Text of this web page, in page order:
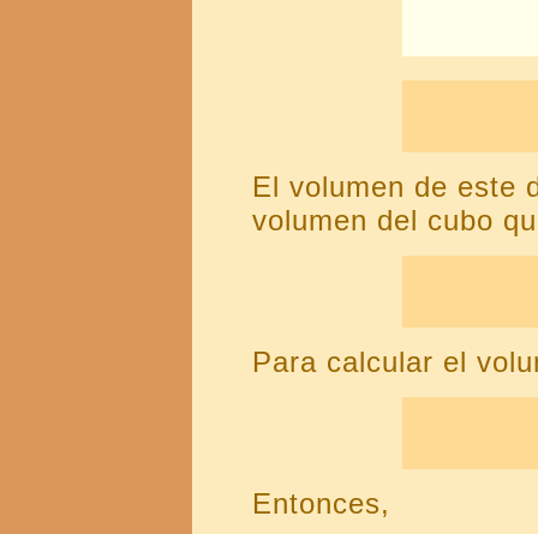
El volumen de este
volumen del cubo
Para calcular el
Entonces,